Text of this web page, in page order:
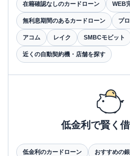
在籍確認なしのカードローン WEB
無利息期間のあるカードローン プ
アコム レイク SMBCモビット
近くの自動契約機・店舗を探す
低金利で賢く
低金利のカードローン おすすめの